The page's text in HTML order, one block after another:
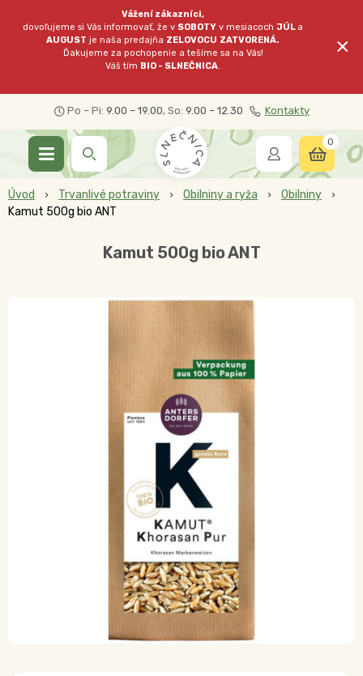
Vážení zákazníci,
dovoľujeme si Vás informovať, že v SOBOTY v mesiacochJÚL a
AUGUST je naša predajňa ZELOVOCU ZATVORENÁ.
Ďakujeme za pochopenie a tešíme sa na Vás!
Váš tím BIO - SLNEČNICA.
×
Po – Pi: 9.00 – 19.00, So: 9.00 – 12.30 Kontakty
0
Úvod Trvanlivé potraviny Obilniny a ryža
Obilniny
Kamut 500g bio ANT
Kamut 500g bio ANT